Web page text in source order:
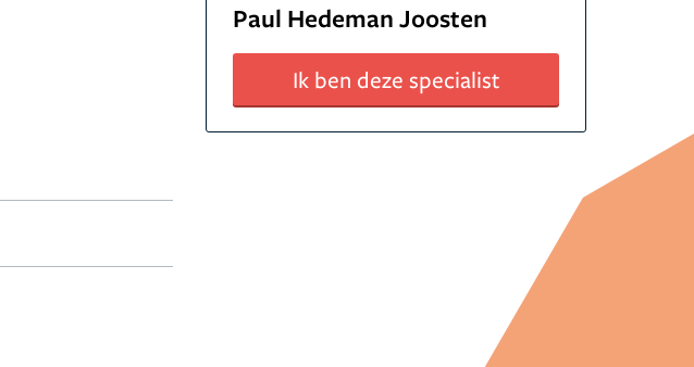
Paul Hedeman Joosten
Ik ben deze specialist